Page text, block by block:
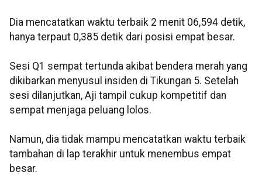
Dia mencatatkan waktu terbaik 2 menit 06,594 detik,
hanya terpaut 0,385 detik dari posisi empat besar.
Sesi Q1 sempat tertunda akibat bendera merah yang
dikibarkan menyusul insiden di Tikungan 5. Setelah
sesi dilanjutkan, Aji tampil cukup kompetitif dan
sempat menjaga peluang lolos.
Namun, dia tidak mampu mencatatkan waktu terbaik
tambahan di lap terakhir untuk menembus empat
besar.